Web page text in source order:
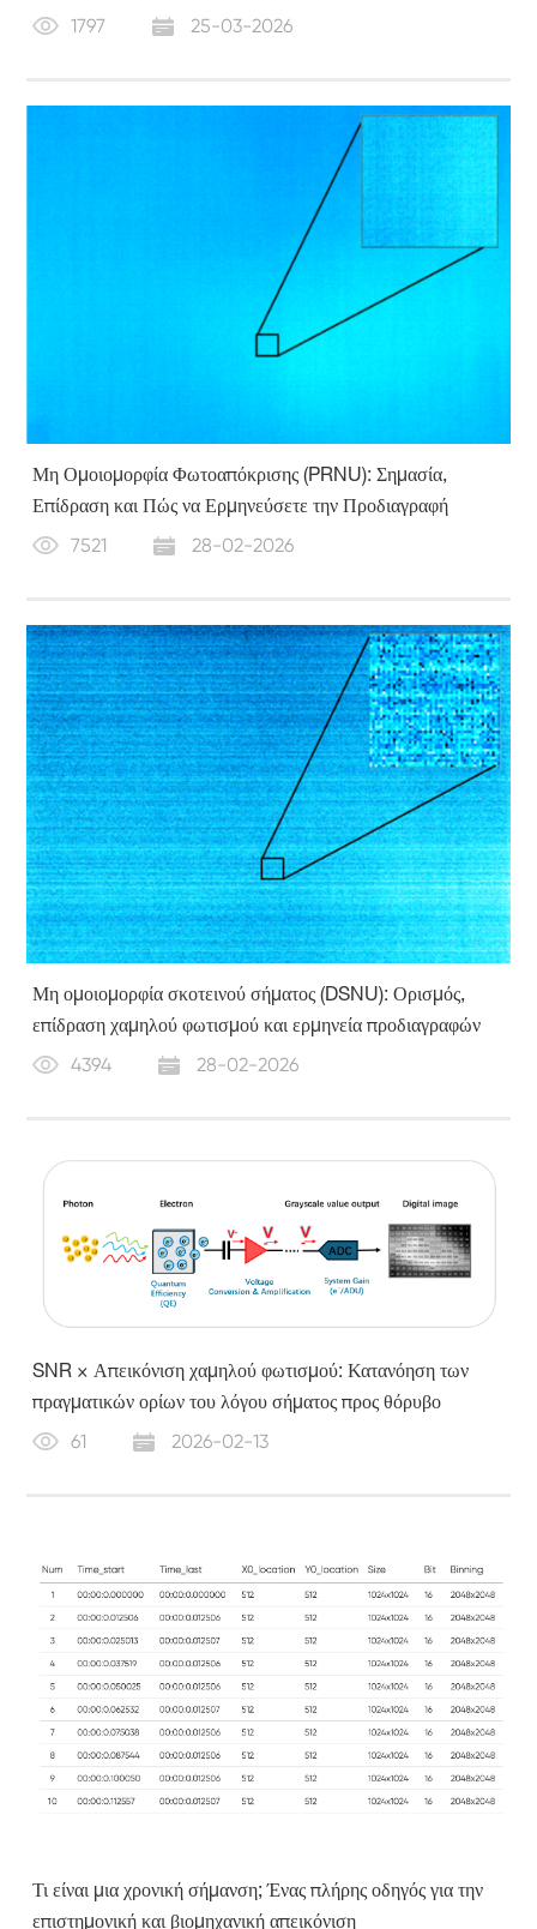
1797 25-03-2026
Μη Ομοιομορφία Φωτοαπόκρισης (PRNU): Σημασία,
Επίδραση και Πώς να Ερμηνεύσετε την Προδιαγραφή
7521 28-02-2026
Μη ομοιομορφία σκοτεινού σήματος (DSNU): Ορισμός,
επίδραση χαμηλού φωτισμού και ερμηνεία προδιαγραφών
4394 28-02-2026
SNR × Απεικόνιση χαμηλού φωτισμού: Κατανόηση των
πραγματικών ορίων του λόγου σήματος προς θόρυβο
61 2026-02-13
Τι είναι μια χρονική σήμανση; Ένας πλήρης οδηγός για την
επιστημονική και βιομηχανική απεικόνιση